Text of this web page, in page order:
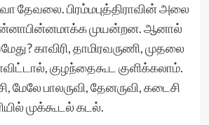
பிரம்மபுத்திராவின் அலை
முயன்றன. ஆனால்
காவிரி, தாமிரவருணி, முதலை
குழந்தைகூட குளிக்கலாம்.
மேலே பாலருவி, தேனருவி, கடைசி
முக்கூடல் கடல்.